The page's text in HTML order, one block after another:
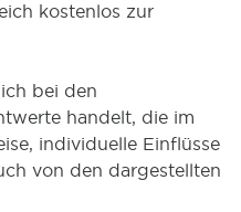
kostenlos zur
bei den
handelt, die im
individuelle Einflüsse
von den dargestellten